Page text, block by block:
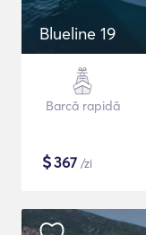
Blueline 19
Barcă rapidă
$367 /zi